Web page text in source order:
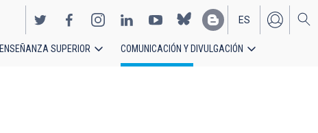
EN
ES
ENSEÑANZA SUPERIOR COMUNICACIÓN Y DIVULGACIÓN